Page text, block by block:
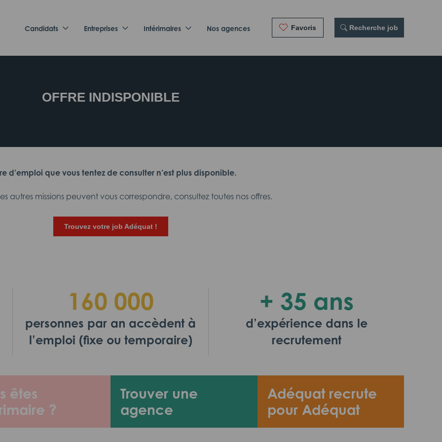
Candidats Entreprises Intérimaires Nos agences Favoris Recherche job
OFFRE INDISPONIBLE
d’emploi que vous tentez de consulter n’est plus disponible.
autres missions peuvent vous correspondre, consultez toutes nos offres.
Trouvez votre job Adéquat !
êtes
?
Trouver une
agence
Adéquat recrute
pour Adéquat
160 000
personnes par an accèdent à
l’emploi (fixe ou temporaire)
+ 35 ans
d’expérience dans le
recrutement